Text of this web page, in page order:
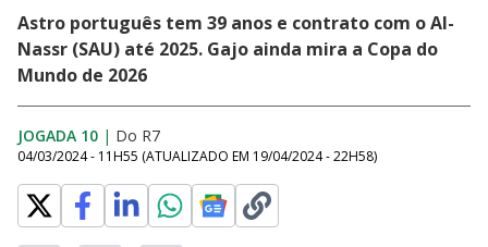
Astro português tem 39 anos e contrato com o Al-
Nassr (SAU) até 2025. Gajo ainda mira a Copa do
Mundo de 2026
JOGADA 10 | Do R7
04/03/2024 - 11H55 (ATUALIZADO EM 19/04/2024 - 22H58)